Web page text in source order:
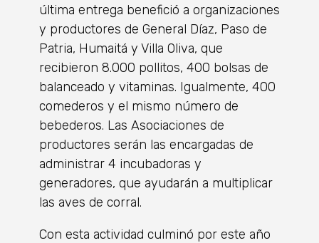
última entrega benefició a organizaciones
y productores de General Díaz, Paso de
Patria, Humaitá y Villa Oliva, que
recibieron 8.000 pollitos, 400 bolsas de
balanceado y vitaminas. Igualmente, 400
comederos y el mismo número de
bebederos. Las Asociaciones de
productores serán las encargadas de
administrar 4 incubadoras y
generadores, que ayudarán a multiplicar
las aves de corral.
Con esta actividad culminó por este año